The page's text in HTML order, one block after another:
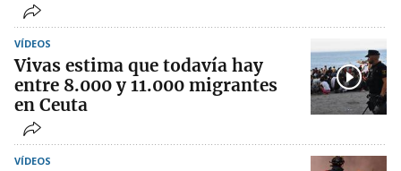
VÍDEOS
Vivas estima que todavía hay
entre 8.000 y 11.000 migrantes
en Ceuta
VÍDEOS